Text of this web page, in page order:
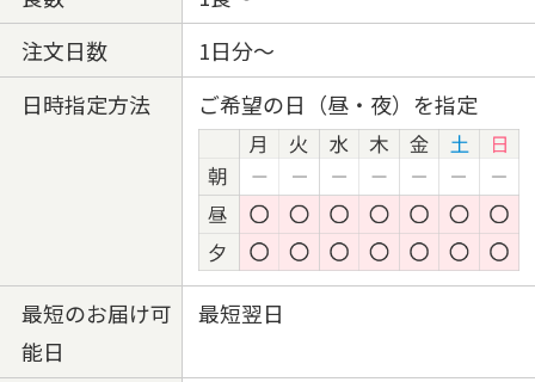
注文日数
1日分～
日時指定方法
ご希望の日（昼・夜）を指定
最短のお届け可
能日
最短翌日